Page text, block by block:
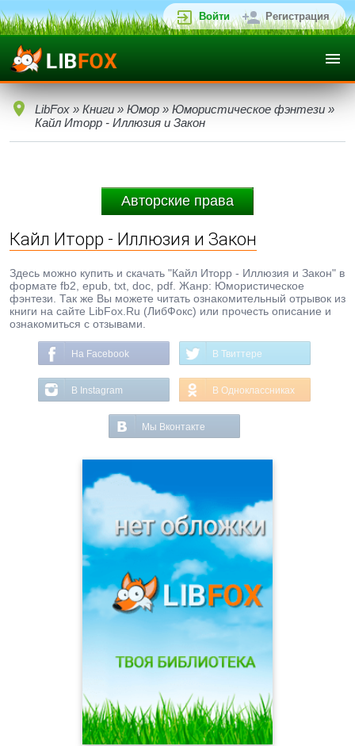
Войти Регистрация
LibFox » Книги » Юмор » Юмористическое фэнтези »
Кайл Иторр - Иллюзия и Закон
Авторские права
Кайл Иторр - Иллюзия и Закон
Здесь можно купить и скачать "Кайл Иторр - Иллюзия и Закон" в
формате fb2, epub, txt, doc, pdf. Жанр: Юмористическое
фэнтези. Так же Вы можете читать ознакомительный отрывок из
книги на сайте LibFox.Ru (ЛибФокс) или прочесть описание и
ознакомиться с отзывами.
На Facebook В Твиттере
В Instagram В Одноклассниках
Мы Вконтакте